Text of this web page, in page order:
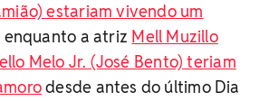
estariam vivendo um
enquanto a atriz Mell Muzillo
Melo Jr. (José Bento) teriam
desde antes do último Dia